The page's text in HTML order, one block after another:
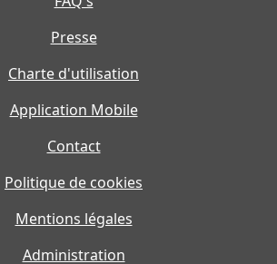
Presse
Charte d'utilisation
Application Mobile
Contact
Politique de cookies
Mentions légales
Administration